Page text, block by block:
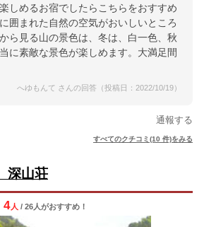
しめるお宿でしたらこちらをおすすめ
囲まれた自然の空気がおいしいところ
ら見る山の景色は、冬は、白一色、秋
に素敵な景色が楽しめます。大満足間
へゆもんて さんの回答（投稿日：2022/10/19）
通報する
すべてのクチコミ(10 件)をみる
深山荘
4人 / 26人がおすすめ！